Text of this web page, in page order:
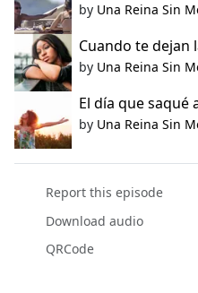
by Una Reina Sin
Cuando te dejan
by Una Reina Sin
El día que saqué
by Una Reina Sin
Report this episode
Download audio
QRCode